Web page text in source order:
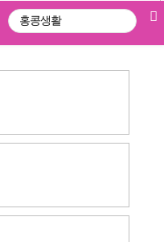
검